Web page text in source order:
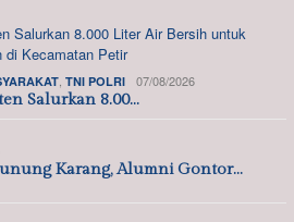
TNI POLRI 07/08/2026
Salurkan 8.00…
Karang, Alumni Gontor…